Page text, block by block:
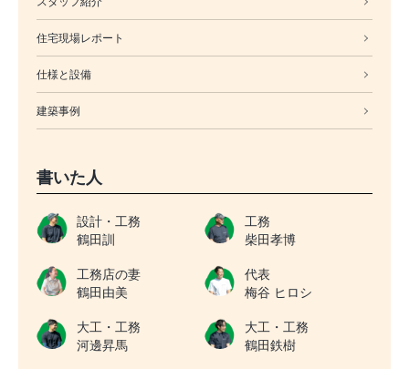
住宅現場レポート
仕様と設備
建築事例
書いた人
設計・工務
鶴田訓
工務
柴田孝博
工務店の妻
鶴田由美
代表
梅谷 ヒロシ
大工・工務
河邊昇馬
大工・工務
鶴田鉄樹